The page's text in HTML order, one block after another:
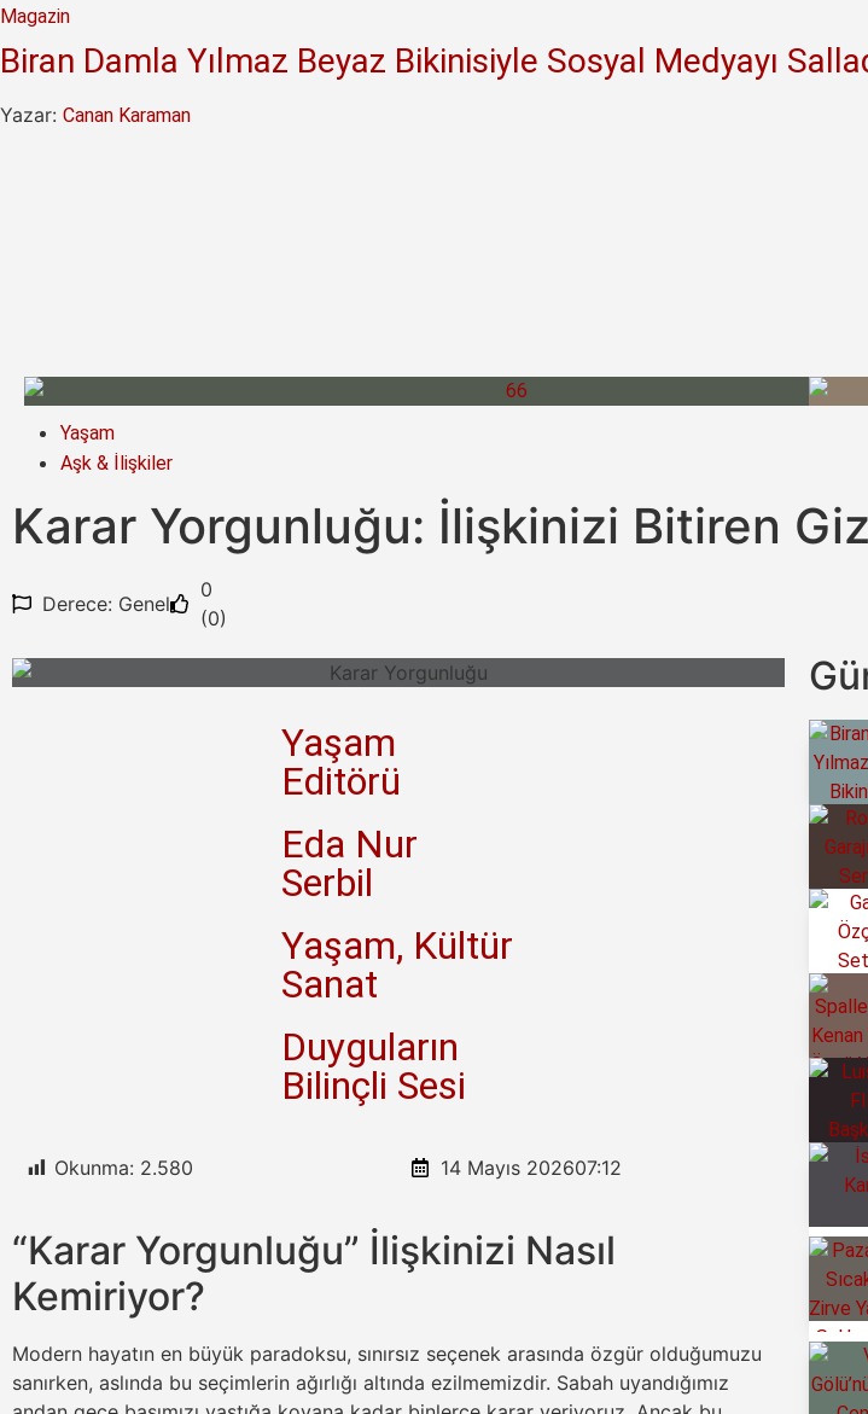
Magazin
Biran Damla Yılmaz Beyaz Bikinisiyle Sosyal Medyayı
Yazar: Canan Karaman
Yaşam
Aşk & İlişkiler
Karar Yorgunluğu: İlişkinizi Bitiren
Derece: Genel
0
(0)
Yaşam
Editörü
Eda Nur
Serbil
Yaşam, Kültür
Sanat
Duyguların
Bilinçli Sesi
Okunma: 2.580 14 Mayıs 202607:12
“Karar Yorgunluğu” İlişkinizi Nasıl
Kemiriyor?
Modern hayatın en büyük paradoksu, sınırsız seçenek arasında özgür olduğumuzu
sanırken, aslında bu seçimlerin ağırlığı altında ezilmemizdir. Sabah uyandığımız